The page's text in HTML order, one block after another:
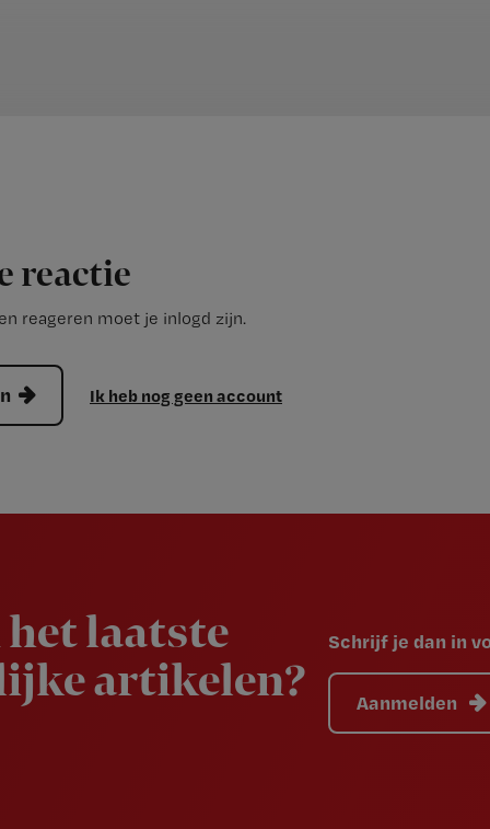
reactie
reageren moet je inlogd zijn.
Ik heb nog geen account
laatste
artikelen?
Schrijf je dan in
Aanmelden